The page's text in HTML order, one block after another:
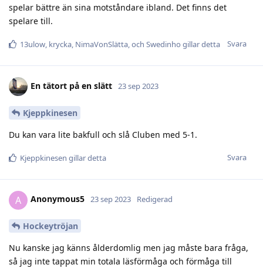
spelar bättre än sina motståndare ibland. Det finns det
spelare till.
Svara
13ulow, krycka, NimaVonSlätta, och Swedinho gillar detta
En tätort på en slätt 23 sep 2023
Kjeppkinesen
Du kan vara lite bakfull och slå Cluben med 5-1.
Svara
Kjeppkinesen gillar detta
A Anonymous5 23 sep 2023 Redigerad
Hockeytröjan
Nu kanske jag känns ålderdomlig men jag måste bara fråga,
så jag inte tappat min totala läsförmåga och förmåga till